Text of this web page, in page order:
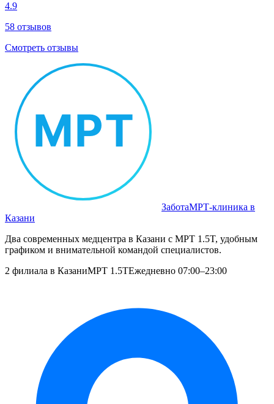
4.9
58 отзывов
Смотреть отзывы
ЗаботаМРТ‑клиника в
Казани
Два современных медцентра в Казани с МРТ 1.5T, удобным
графиком и внимательной командой специалистов.
2 филиала в КазаниМРТ 1.5TЕжедневно 07:00–23:00